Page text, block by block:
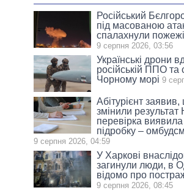
Російський
під масованою
спалахнули пожежі
9 серпня 2026, 03:56
Українські дрони
російській ППО та
Чорному морі 9
Абітурієнт
змінили
перевірка
підробку –
9 серпня 2026, 04:59
У Харкові
загинули люди, в
відомо про
9 серпня 2026, 08:45